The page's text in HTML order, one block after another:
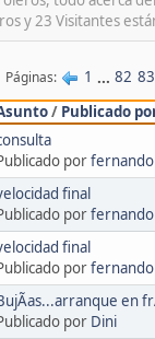
y 23 Visitantes
Páginas 1 ... 82 83
/ Publicado
porfernando
final
porfernando
final
porfernando
en
por Dini